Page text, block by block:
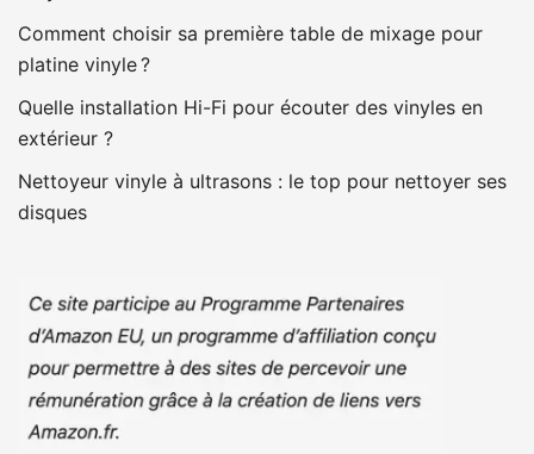
Comment choisir sa première table de mixage pour
platine vinyle ?
Quelle installation Hi-Fi pour écouter des vinyles en
extérieur ?
Nettoyeur vinyle à ultrasons : le top pour nettoyer ses
disques